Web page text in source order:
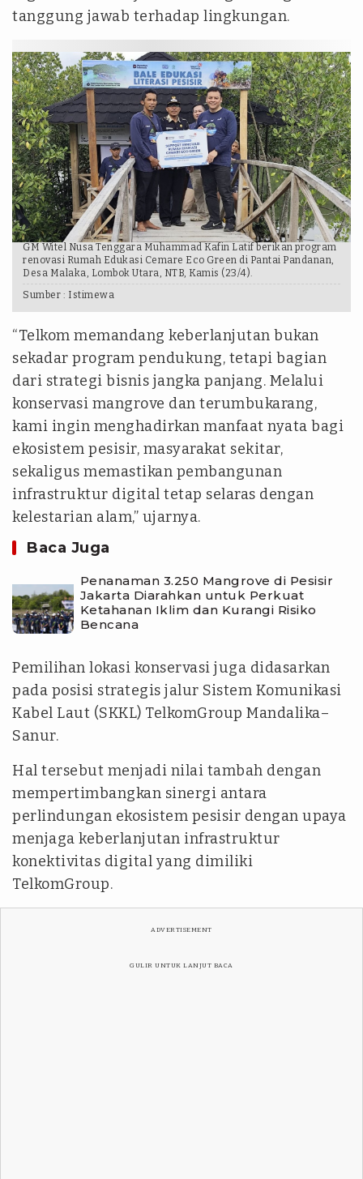
tanggung jawab terhadap lingkungan.
GM Witel Nusa Tenggara Muhammad Kafin Latif berikan program
renovasi Rumah Edukasi Cemare Eco Green di Pantai Pandanan,
Desa Malaka, Lombok Utara, NTB, Kamis (23/4).
Sumber : Istimewa
“Telkom memandang keberlanjutan bukan
sekadar program pendukung, tetapi bagian
dari strategi bisnis jangka panjang. Melalui
konservasi mangrove dan terumbukarang,
kami ingin menghadirkan manfaat nyata bagi
ekosistem pesisir, masyarakat sekitar,
sekaligus memastikan pembangunan
infrastruktur digital tetap selaras dengan
kelestarian alam,” ujarnya.
Baca Juga
Penanaman 3.250 Mangrove di Pesisir
Jakarta Diarahkan untuk Perkuat
Ketahanan Iklim dan Kurangi Risiko
Bencana
Pemilihan lokasi konservasi juga didasarkan
pada posisi strategis jalur Sistem Komunikasi
Kabel Laut (SKKL) TelkomGroup Mandalika–
Sanur.
Hal tersebut menjadi nilai tambah dengan
mempertimbangkan sinergi antara
perlindungan ekosistem pesisir dengan upaya
menjaga keberlanjutan infrastruktur
konektivitas digital yang dimiliki
TelkomGroup.
ADVERTISEMENT
GULIR UNTUK LANJUT BACA